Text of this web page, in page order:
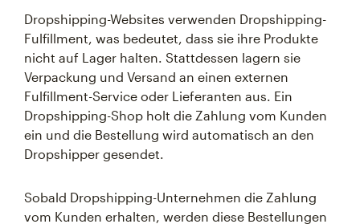
Dropshipping-Websites verwenden Dropshipping-
Fulfillment, was bedeutet, dass sie ihre Produkte
nicht auf Lager halten. Stattdessen lagern sie
Verpackung und Versand an einen externen
Fulfillment-Service oder Lieferanten aus. Ein
Dropshipping-Shop holt die Zahlung vom Kunden
ein und die Bestellung wird automatisch an den
Dropshipper gesendet.
Sobald Dropshipping-Unternehmen die Zahlung
vom Kunden erhalten, werden diese Bestellungen